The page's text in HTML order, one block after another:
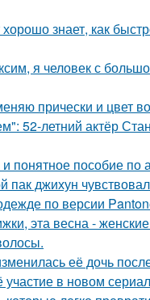
хорошо знает, как
я человек с
прически и цвет
52-летний актёр
понятное пособие по
пак джихун
по версии
эта весна -
её дочь
в новом